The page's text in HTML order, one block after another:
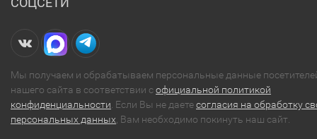
Мы получаем и обрабатываем персональные данные
нашего сайта в соответствии софициальной политикой
конфиденциальности . Если Вы не даетесогласия на обработку
персональных данных , Вам необходимо покинуть наш сайт.